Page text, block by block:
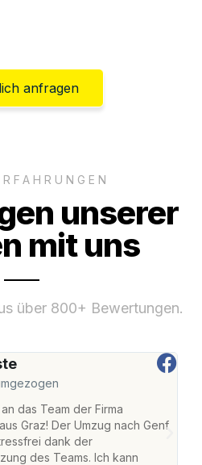
anfragen
unserer
mit uns
über 800+ Bewertungen.
das Team der Firma
Graz! Der Umzug nach Genf
dank der
des Teams. Ich kann